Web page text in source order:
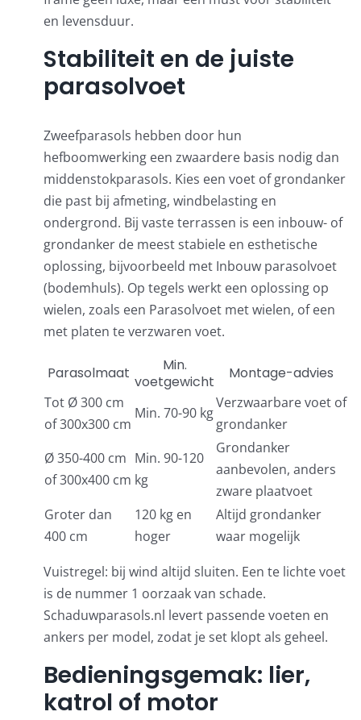
en levensduur.
Stabiliteit en de juiste
parasolvoet
Zweefparasols hebben door hun
hefboomwerking een zwaardere basis nodig dan
middenstokparasols. Kies een voet of grondanker
die past bij afmeting, windbelasting en
ondergrond. Bij vaste terrassen is een inbouw- of
grondanker de meest stabiele en esthetische
oplossing, bijvoorbeeld met Inbouw parasolvoet
(bodemhuls). Op tegels werkt een oplossing op
wielen, zoals een Parasolvoet met wielen, of een
met platen te verzwaren voet.
Parasolmaat
Min.
voetgewicht
Montage-advies
Tot Ø 300 cm
of 300x300 cm
Min. 70-90 kg
Verzwaarbare voet of
grondanker
Ø 350-400 cm
of 300x400 cm
Min. 90-120
kg
Grondanker
aanbevolen, anders
zware plaatvoet
Groter dan
400 cm
120 kg en
hoger
Altijd grondanker
waar mogelijk
Vuistregel: bij wind altijd sluiten. Een te lichte voet
is de nummer 1 oorzaak van schade.
Schaduwparasols.nl levert passende voeten en
ankers per model, zodat je set klopt als geheel.
Bedieningsgemak: lier,
katrol of motor